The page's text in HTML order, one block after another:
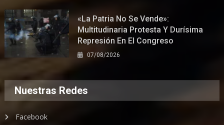
«La Patria No Se Vende»:
Multitudinaria Protesta Y Durísima
Represión En El Congreso
07/08/2026
Nuestras Redes
Facebook